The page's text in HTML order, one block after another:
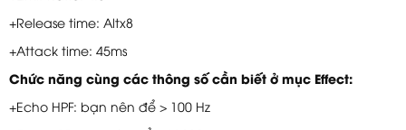
+Release time: Altx8
+Attack time: 45ms
Chức năng cùng các thông số cần biết ở mục Effect:
+Echo HPF: bạn nên để > 100 Hz